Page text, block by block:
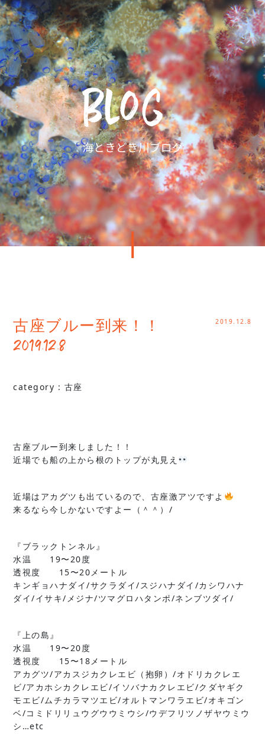
古座ブルー到来！！
2019.12.8
2019.12.8
category : 古座
古座ブルー到来しました！！
近場でも船の上から根のトップが丸見え
近場はアカグツも出ているので、古座激アツですよ
来るなら今しかないですよー（＾＾）/
『ブラックトンネル』
水温 19〜20度
透視度 15〜20メートル
キンギョハナダイ/サクラダイ/スジハナダイ/カシワハナ
ダイ/イサキ/メジナ/ツマグロハタンポ/ネンブツダイ/
『上の島』
水温 19〜20度
透視度 15〜18メートル
アカグツ/アカスジカクレエビ（抱卵）/オドリカクレエ
ビ/アカホシカクレエビ/イソバナカクレエビ/クダヤギク
モエビ/ムチカラマツエビ/オルトマンワラエビ/オキゴン
ベ/コミドリリュウグウウミウシ/ウデフリツノザヤウミウ
シ…etc